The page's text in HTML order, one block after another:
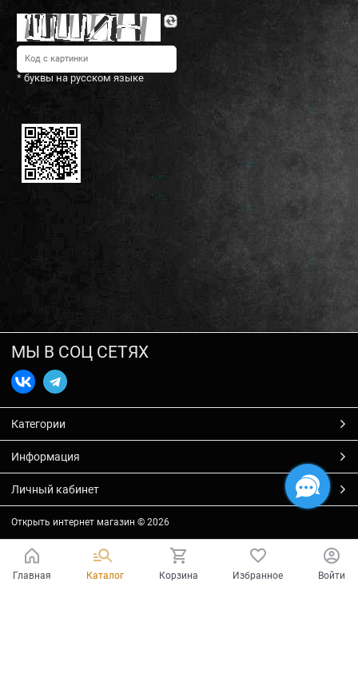
* буквы на русском языке
МЫ В СОЦ СЕТЯХ
Категории
Информация
Личный кабинет
Открыть интернет магазин © 2026
Главная Каталог Корзина Избранное Войти